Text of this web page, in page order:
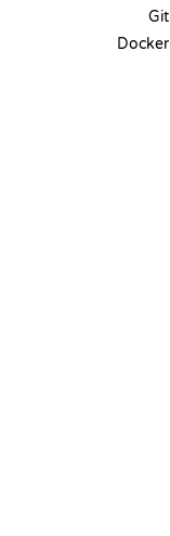
Git
Docker